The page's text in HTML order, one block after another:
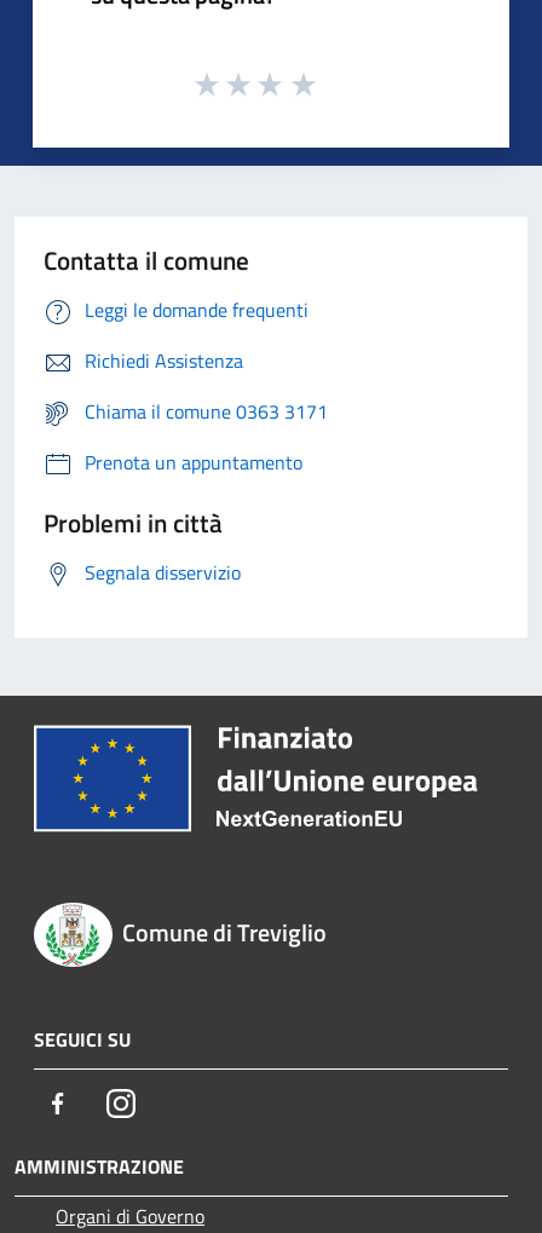
Contatta il comune
Leggi le domande frequenti
Richiedi Assistenza
Chiama il comune 0363 3171
Prenota un appuntamento
Problemi in città
Segnala disservizio
Comune di Treviglio
SEGUICI SU
FacebookInstagram
AMMINISTRAZIONE
Organi di Governo